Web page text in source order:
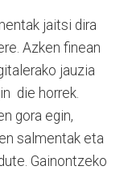
jaitsi dira
Azken finean
jauzia
die horrek.
gora egin,
salmentak eta
Gainontzeko